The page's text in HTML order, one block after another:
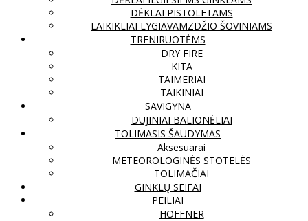
DĖKLAI PISTOLETAMS
LAIKIKLIAI LYGIAVAMZDŽIO ŠOVINIAMS
TRENIRUOTĖMS
DRY FIRE
KITA
TAIMERIAI
TAIKINIAI
SAVIGYNA
DUJINIAI BALIONĖLIAI
TOLIMASIS ŠAUDYMAS
Aksesuarai
METEOROLOGINĖS STOTELĖS
TOLIMAČIAI
GINKLŲ SEIFAI
PEILIAI
HOFFNER